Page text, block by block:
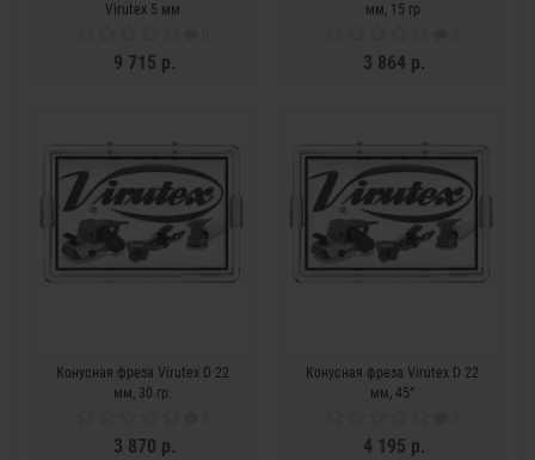
Virutex 5 мм
9 715 р.
мм, 15 гр
3 864 р.
Конусная фреза Virutex D 22
мм, 30 гр.
3 870 р.
Конусная фреза Virutex D 22
мм, 45°
4 195 р.